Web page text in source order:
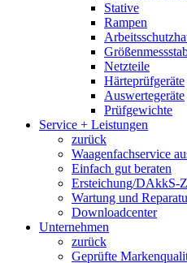
Stative
Rampen
Netzteile
Härteprüfgeräte
Auswertegeräte
Prüfgewichte
Service + Leistungen
zurück
Waagenfachservice
Einfach gut beraten
Ersteichung/DAkkS-
Wartung und
Downloadcenter
Unternehmen
zurück
Geprüfte